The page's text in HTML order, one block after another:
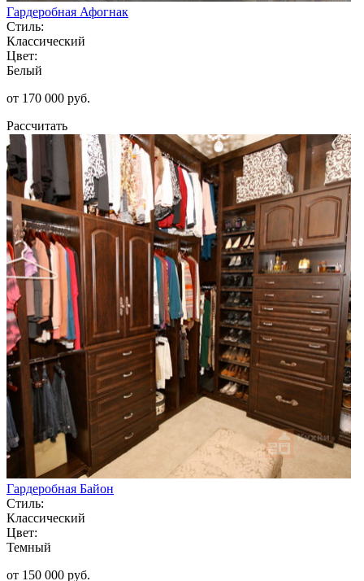
Гардеробная Афогнак
Стиль:
Классический
Цвет:
Белый
от 170 000 руб.
Рассчитать
Гардеробная Байон
Стиль:
Классический
Цвет:
Темный
от 150 000 руб.